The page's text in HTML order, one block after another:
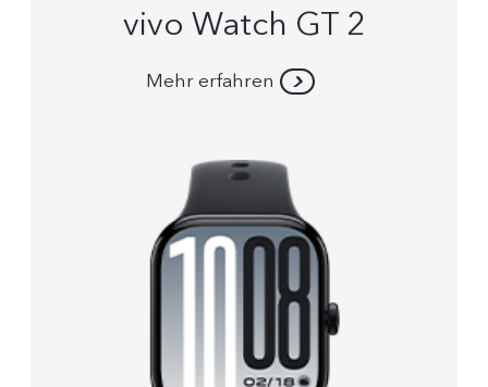
vivo Watch GT 2
Mehr erfahren